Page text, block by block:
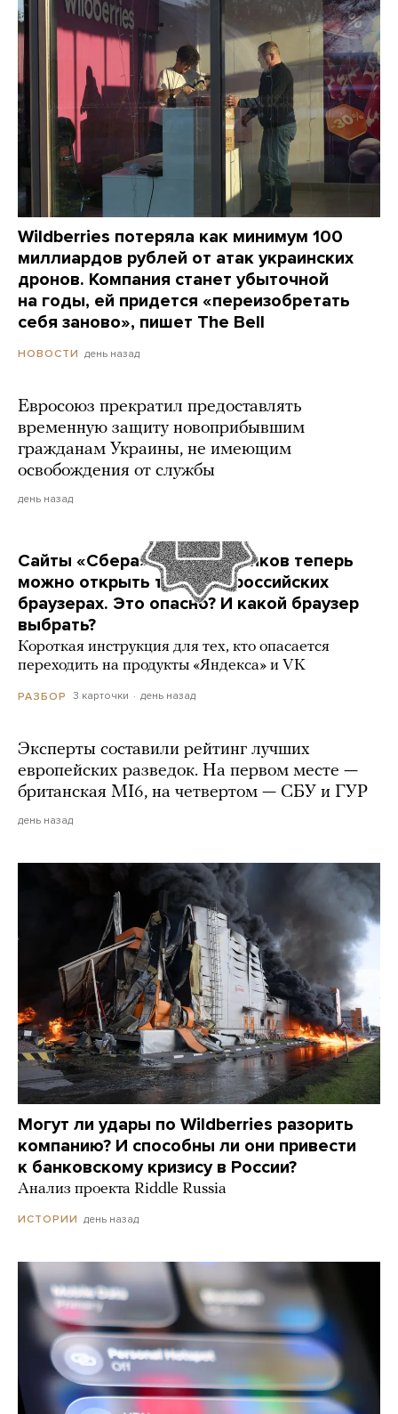
Wildberries потеряла как минимум 100
миллиардов рублей от атак украинских
дронов. Компания станет убыточной
на годы, ей придется «переизобретать
себя заново», пишет The Bell
НОВОСТИ день назад
Евросоюз прекратил предоставлять
временную защиту новоприбывшим
гражданам Украины, не имеющим
освобождения от службы
день назад
Сайты «Сбера» и других банков теперь
можно открыть только в российских
браузерах. Это опасно? И какой браузер
выбрать?
Короткая инструкция для тех, кто опасается
переходить на продукты «Яндекса» и VK
РАЗБОР 3 карточки день назад
Эксперты составили рейтинг лучших
европейских разведок. На первом месте —
британская MI6, на четвертом — СБУ и ГУР
день назад
Могут ли удары по Wildberries разорить
компанию? И способны ли они привести
к банковскому кризису в России?
Анализ проекта Riddle Russia
ИСТОРИИ день назад